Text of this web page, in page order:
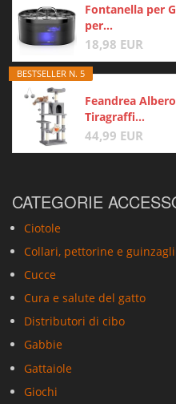
Fontanella per
per...
18,98 EUR
BESTSELLER N. 5
Feandrea
Tiragraffi...
44,99 EUR
CATEGORIE
Ciotole
Collari, pettorine e guinzagli
Cucce
Cura e salute del gatto
Distributori di cibo
Gabbie
Gattaiole
Giochi